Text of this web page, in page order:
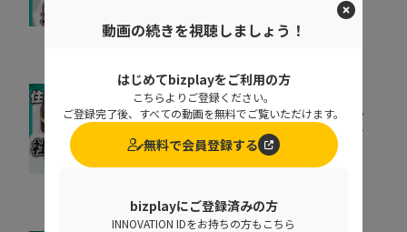
株式会社うるる
社宅制度の活用で選ばれ
る企業へ。住まいから始
まる福利厚生とは！？
動画の続きを視聴しましょう！
はじめてbizplayをご利用の方
こちらよりご登録ください。
ご登録完了後、すべての動画を無料でご覧いただけます。
無料で会員登録する
bizplayにご登録済みの方
INNOVATION IDをお持ちの方もこちら